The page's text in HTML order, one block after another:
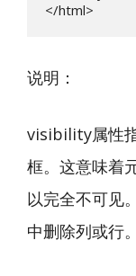
</html>
说明：
visibility属性
框。这意味着
以完全不可见
中删除列或行。